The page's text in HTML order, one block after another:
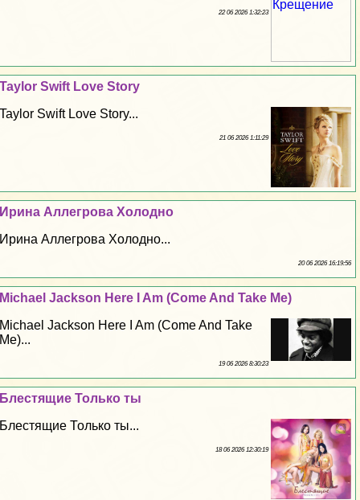
22 06 2026 1:32:23
Taylor Swift Love Story
Taylor Swift Love Story...
21 06 2026 1:11:29
Ирина Аллегрова Холодно
Ирина Аллегрова Холодно...
20 06 2026 16:19:56
Michael Jackson Here I Am (Come And Take Me)
Michael Jackson Here I Am (Come And Take
Me)...
19 06 2026 8:30:23
Блестящие Только ты
Блестящие Только ты...
18 06 2026 12:30:19